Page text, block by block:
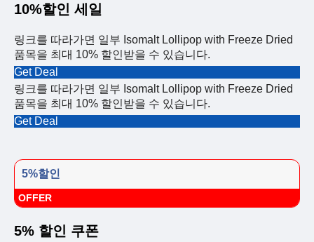
10%할인 세일
링크를 따라가면 일부 Isomalt Lollipop with Freeze Dried
품목을 최대 10% 할인받을 수 있습니다.
Get Deal
링크를 따라가면 일부 Isomalt Lollipop with Freeze Dried
품목을 최대 10% 할인받을 수 있습니다.
Get Deal
5%할인
OFFER
5% 할인 쿠폰